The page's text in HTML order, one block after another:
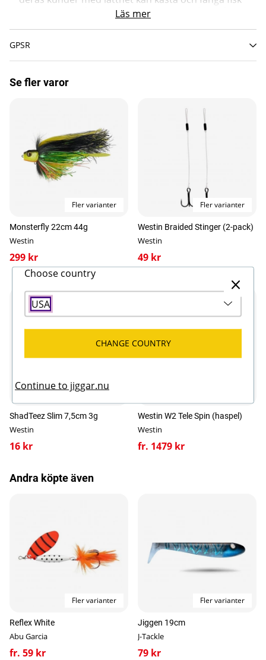
på betet, så enkelt är det! Swim är ett mångsidigt
eller långsamt, eller försiktigt jerkas hem med
återkommande spinnstopp för att skapa rörelser
bytesfisk. Så snart du börjar veva simmar Swim i
utbud av storlekar, sjunkhastigheter och väl
beprövade färger gör Swim till en mångsidig
fiskfångare av rang. Westin Swim, ditt hemliga
vapen!
Egenskaper:
Blyfri konstruktion
Sylvassa carbon steel hooks
Genomgående wirekonstruktion
Långkastande design
Detaljerade handmålade färger
Viktr: 53g
Suspending
Läs mer
GPSR
Se fler varor
Fler varianter
Monsterfly 22cm 44g
Westin
299 kr
Fler varianter
Westin Braided Stinger (2-pack)
Westin
49 kr
Fler varianter
ShadTeez Slim 7,5cm 3g
Westin
16 kr
Westin W2 Tele Spin (haspel)
Westin
fr. 1479 kr
Andra köpte även
Fler varianter
Reflex White
Abu Garcia
fr. 59 kr
Fler varianter
Jiggen 19cm
J-Tackle
79 kr
Choose country
USA
CHANGE COUNTRY
Continue to jiggar.nu